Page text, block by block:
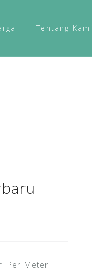
Tentang Kami
Per Meter